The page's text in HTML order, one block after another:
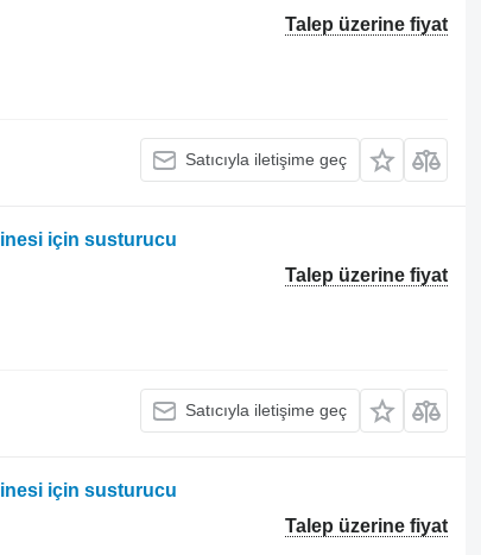
Talep üzerine fiyat
Satıcıyla iletişime geç
için susturucu
Talep üzerine fiyat
Satıcıyla iletişime geç
için susturucu
Talep üzerine fiyat